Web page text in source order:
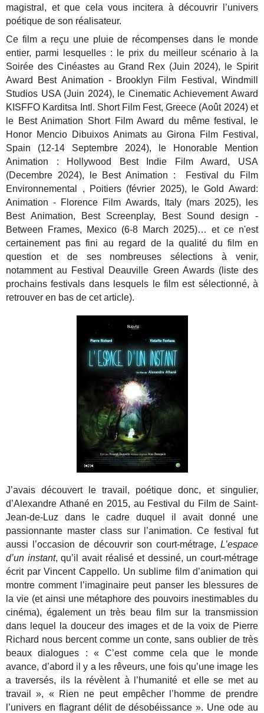
magistral, et que cela vous incitera à découvrir l’univers
poétique de son réalisateur.
Ce film a reçu une pluie de récompenses dans le monde
entier, parmi lesquelles : le prix du meilleur scénario à la
Soirée des Cinéastes au Grand Rex (Juin 2024), le Spirit
Award Best Animation - Brooklyn Film Festival, Windmill
Studios USA (Juin 2024), le Cinematic Achievement Award
KISFFO Karditsa Intl. Short Film Fest, Greece (Août 2024) et
le Best Animation Short Film Award du même festival, le
Honor Mencio Dibuixos Animats au Girona Film Festival,
Spain (12-14 Septembre 2024), le Honorable Mention
Animation : Hollywood Best Indie Film Award, USA
(Decembre 2024), le Best Animation : Festival du Film
Environnemental , Poitiers (février 2025), le Gold Award:
Animation - Florence Film Awards, Italy (mars 2025), les
Best Animation, Best Screenplay, Best Sound design -
Between Frames, Mexico (6-8 March 2025)… et ce n'est
certainement pas fini au regard de la qualité du film en
question et de ses nombreuses sélections à venir,
notamment au Festival Deauville Green Awards (liste des
prochains festivals dans lesquels le film est sélectionné, à
retrouver en bas de cet article).
J’avais découvert le travail, poétique donc, et singulier,
d’Alexandre Athané en 2015, au Festival du Film de Saint-
Jean-de-Luz dans le cadre duquel il avait donné une
passionnante master class sur l’animation. Ce festival fut
aussi l’occasion de découvrir son court-métrage, L’espace
d’un instant, qu’il avait réalisé et dessiné, un court-métrage
écrit par Vincent Cappello. Un sublime film d’animation qui
montre comment l’imaginaire peut panser les blessures de
la vie (et ainsi une métaphore des pouvoirs inestimables du
cinéma), également un très beau film sur la transmission
dans lequel la douceur des images et de la voix de Pierre
Richard nous bercent comme un conte, sans oublier de très
beaux dialogues : « C’est comme cela que le monde
avance, d’abord il y a les rêveurs, une fois qu’une image les
a traversés, ils la révèlent à l’humanité et elle se met au
travail », « Rien ne peut empêcher l’homme de prendre
l’univers en flagrant délit de désobéissance ». Une ode au